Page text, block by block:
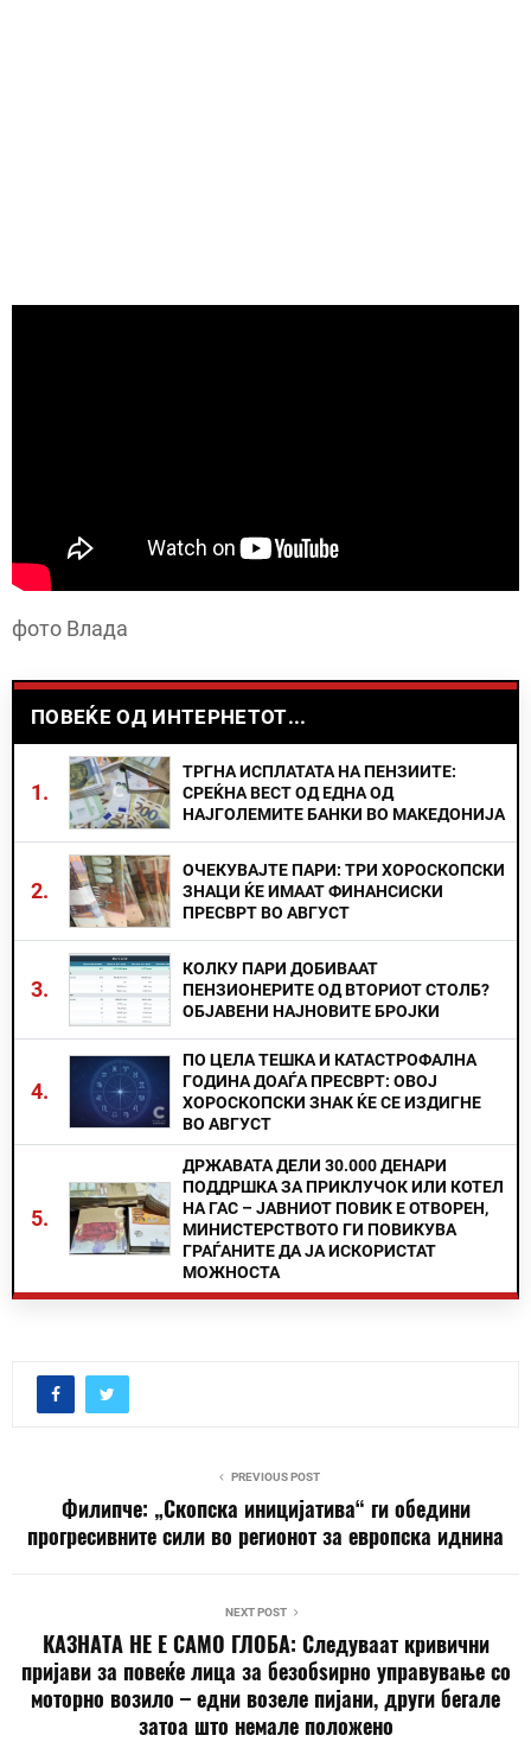
фото Влада
ПОВЕЌЕ ОД ИНТЕРНЕТОТ...
1.
ТРГНА ИСПЛАТАТА НА ПЕНЗИИТЕ:
СРЕЌНА ВЕСТ ОД ЕДНА ОД
НАЈГОЛЕМИТЕ БАНКИ ВО МАКЕДОНИЈА
2.
ОЧЕКУВАЈТЕ ПАРИ: ТРИ ХОРОСКОПСКИ
ЗНАЦИ ЌЕ ИМААТ ФИНАНСИСКИ
ПРЕСВРТ ВО АВГУСТ
3.
КОЛКУ ПАРИ ДОБИВААТ
ПЕНЗИОНЕРИТЕ ОД ВТОРИОТ СТОЛБ?
ОБЈАВЕНИ НАЈНОВИТЕ БРОЈКИ
4.
ПО ЦЕЛА ТЕШКА И КАТАСТРОФАЛНА
ГОДИНА ДОАЃА ПРЕСВРТ: ОВОЈ
ХОРОСКОПСКИ ЗНАК ЌЕ СЕ ИЗДИГНЕ
ВО АВГУСТ
5.
ДРЖАВАТА ДЕЛИ 30.000 ДЕНАРИ
ПОДДРШКА ЗА ПРИКЛУЧОК ИЛИ КОТЕЛ
НА ГАС – ЈАВНИОТ ПОВИК Е ОТВОРЕН,
МИНИСТЕРСТВОТО ГИ ПОВИКУВА
ГРАЃАНИТЕ ДА ЈА ИСКОРИСТАТ
МОЖНОСТА
PREVIOUS POST
Филипче: „Скопска иницијатива“ ги обедини
прогресивните сили во регионот за европска иднина
NEXT POST
КАЗНАТА НЕ Е САМО ГЛОБА: Следуваат кривични
пријави за повеќе лица за безобѕирно управување со
моторно возило – едни возеле пијани, други бегале
затоа што немале положено